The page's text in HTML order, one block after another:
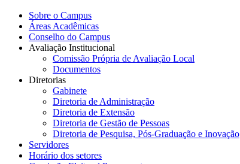
Sobre o Campus
Áreas Acadêmicas
Conselho do Campus
Avaliação Institucional
Comissão Própria de Avaliação Local
Documentos
Diretorias
Gabinete
Diretoria de Administração
Diretoria de Extensão
Diretoria de Gestão de Pessoas
Diretoria de Pesquisa, Pós-Graduação e Inovação
Servidores
Horário dos setores